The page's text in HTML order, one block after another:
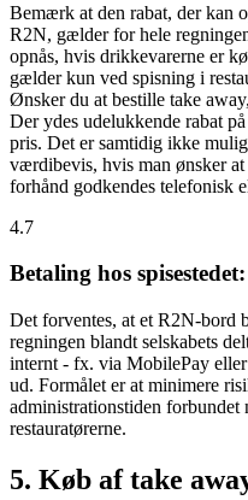
Bemærk at den rabat, der kan
R2N, gælder for hele
opnås, hvis drikkevarerne er
gælder kun ved spisning i
Ønsker du at bestille take
Der ydes udelukkende rabat
pris. Det er samtidig ikke
værdibevis, hvis man ønsker at
forhånd godkendes telefonisk
4.7
Betaling hos spisestedet:
Det forventes, at et R2N-bord
regningen blandt selskabets
internt - fx. via MobilePay
ud. Formålet er at minimere
administrationstiden
restauratørerne.
5. Køb af take